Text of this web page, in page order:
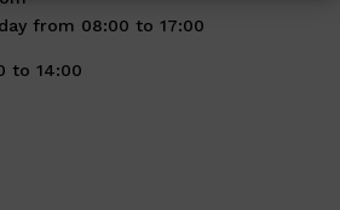
from 08:00 to 17:00
to 14:00